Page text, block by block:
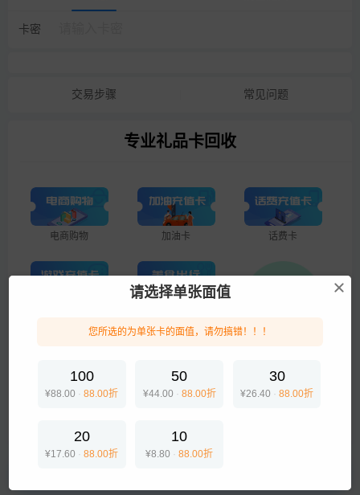
卡密
交易步骤 常见问题
专业礼品卡回收
电商购物 加油卡 话费卡
请选择单张面值
您所选的为单张卡的面值，请勿搞错！！！
100
¥88.00 · 88.00折
50
¥44.00 · 88.00折
30
¥26.40 · 88.00折
20
¥17.60 · 88.00折
10
¥8.80 · 88.00折